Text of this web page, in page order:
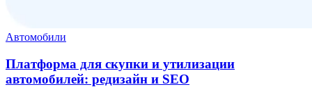
Автомобили
Платформа для скупки и утилизации
автомобилей: редизайн и SEO